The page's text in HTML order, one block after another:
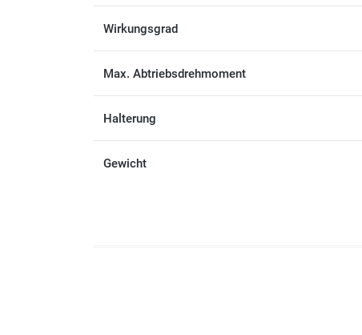
Wirkungsgrad
Max. Abtriebsdrehmoment
Halterung
Gewicht